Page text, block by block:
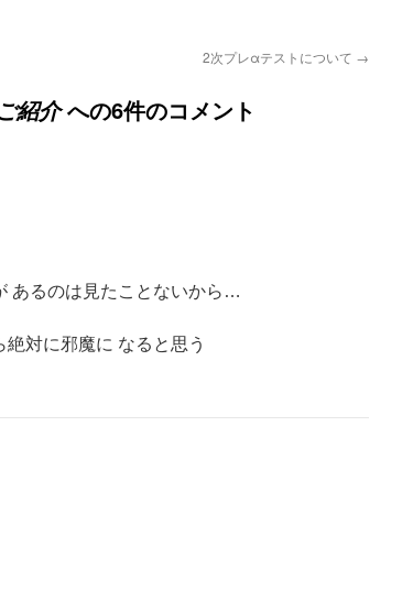
2次プレαテストについて →
紹介への6件のコメント
あるのは見たことないから…
対に邪魔に なると思う